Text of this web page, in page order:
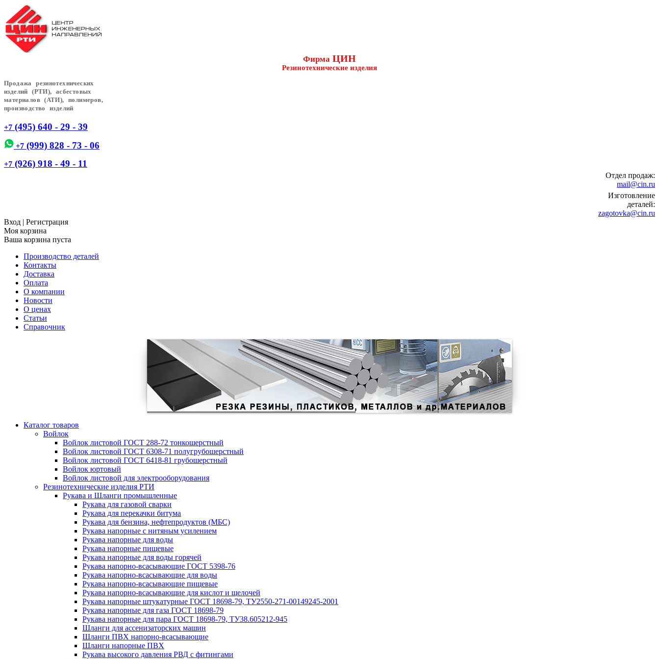
Фирма ЦИН
Резинотехнические изделия
Продажа резинотехнических
изделий (РТИ), асбестовых
материалов (АТИ), полимеров,
производство изделий
+7 (495) 640 - 29 - 39
+7 (999) 828 - 73 - 06
+7 (926) 918 - 49 - 11
Отдел продаж:
mail@cin.ru
Изготовление
деталей:
zagotovka@cin.ru
Вход | Регистрация
Моя корзина
Ваша корзина пуста
Производство деталей
Контакты
Доставка
Оплата
О компании
Новости
О ценах
Статьи
Справочник
Каталог товаров
Войлок
Войлок листовой ГОСТ 288-72 тонкошерстный
Войлок листовой ГОСТ 6308-71 полугрубошерстный
Войлок листовой ГОСТ 6418-81 грубошерстный
Войлок юртовый
Войлок листовой для электрооборудования
Резинотехнические изделия РТИ
Рукава и Шланги промышленные
Рукава для газовой сварки
Рукава для перекачки битума
Рукава для бензина, нефтепродуктов (МБС)
Рукава напорные с нитяным усилением
Рукава напорные для воды
Рукава напорные пищевые
Рукава напорные для воды горячей
Рукава напорно-всасывающие ГОСТ 5398-76
Рукава напорно-всасывающие для воды
Рукава напорно-всасывающие пищевые
Рукава напорно-всасывающие для кислот и щелочей
Рукава напорные штукатурные ГОСТ 18698-79, ТУ2550-271-00149245-2001
Рукава напорные для газа ГОСТ 18698-79
Рукава напорные для пара ГОСТ 18698-79, ТУ38.605212-945
Шланги для ассенизаторских машин
Шланги ПВХ напорно-всасывающие
Шланги напорные ПВХ
Рукава высокого давления РВД с фитингами